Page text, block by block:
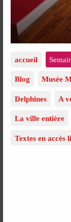
accueil
Blog Musée
Delphines A
La ville entière
Textes en accès